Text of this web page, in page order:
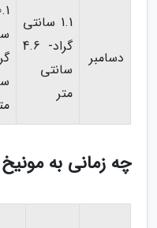
دسامبر
1.1 سانتی
گراد- 4.6
سانتی
متر
چه زمانی به